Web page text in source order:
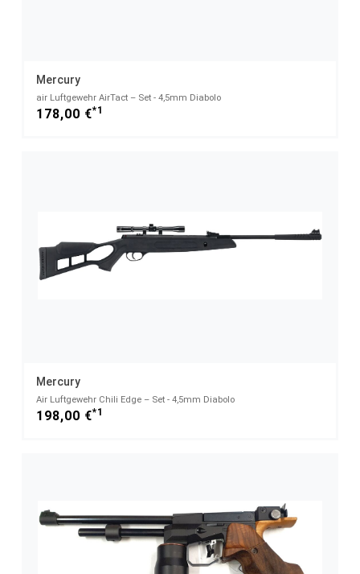
Mercury
air Luftgewehr AirTact – Set - 4,5mm Diabolo
178,00 €*1
Mercury
Air Luftgewehr Chili Edge – Set - 4,5mm Diabolo
198,00 €*1